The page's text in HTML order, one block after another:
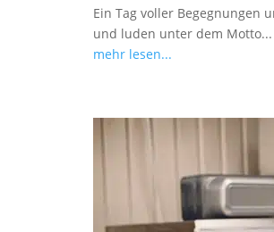
Ein Tag voller Begegnungen
und luden unter dem Motto...
mehr lesen...